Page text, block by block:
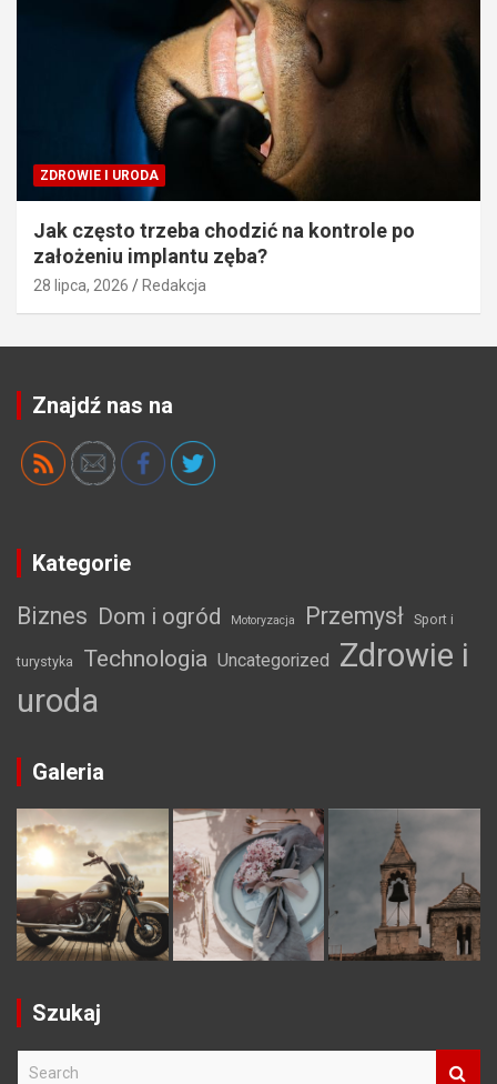
ZDROWIE I URODA
Jak często trzeba chodzić na kontrole po
założeniu implantu zęba?
28 lipca, 2026 Redakcja
Znajdź nas na
Kategorie
Biznes Dom i ogród Motoryzacja Przemysł Sport i
turystyka Technologia Uncategorized
Zdrowie i
uroda
Galeria
Szukaj